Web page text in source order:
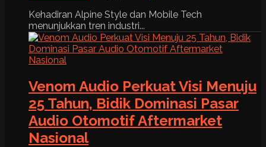
Kehadiran Alpine Style dan Mobile Tech
menunjukkan tren industri...
Venom Audio Perkuat Visi Menuju
25 Tahun, Bidik Dominasi Pasar
Audio Otomotif Aftermarket
Nasional